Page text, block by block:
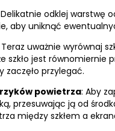
odklej warstwę
aby uniknąć
Teraz uważnie wyrównaj
szkło jest równomiernie
zaczęło przylegać.
powietrza: Aby
przesuwając ją od
między szkłem a